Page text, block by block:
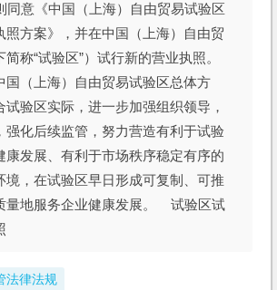
意《中国（上海）自由贸易试验区
照方案》，并在中国（上海）自由贸
简称“试验区”）试行新的营业执照。
国（上海）自由贸易试验区总体方
试验区实际，进一步加强组织领导，
强化后续监管，努力营造有利于试验
康发展、有利于市场秩序稳定有序的
境，在试验区早日形成可复制、可推
量地服务企业健康发展。 试验区试
法律法规